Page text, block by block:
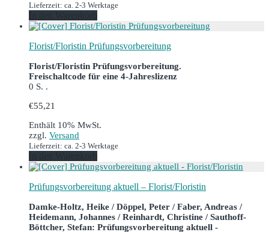
Lieferzeit: ca. 2-3 Werktage
In den Warenkorb
Florist/Floristin Prüfungsvorbereitung
Florist/Floristin Prüfungsvorbereitung.
Freischaltcode für eine 4-Jahreslizenz
0 S. .
€55,21
Enthält 10% MwSt.
zzgl. Versand
Lieferzeit: ca. 2-3 Werktage
In den Warenkorb
Prüfungsvorbereitung aktuell – Florist/Floristin
Damke-Holtz, Heike / Döppel, Peter / Faber, Andreas /
Heidemann, Johannes / Reinhardt, Christine / Sauthoff-
Böttcher, Stefan: Prüfungsvorbereitung aktuell -